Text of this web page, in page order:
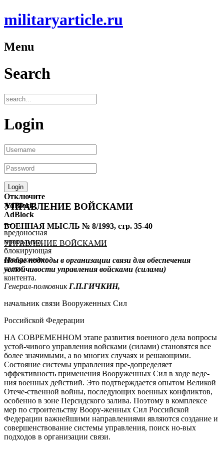
militaryarticle.ru
Menu
Search
Login
Отключите
AdBlock!
AdBlock
—
вредоносная
программа,
блокирующая
отображение
части
контента.
УПРАВЛЕНИЕ ВОЙСКАМИ
ВОЕННАЯ МЫСЛЬ № 8/1993, стр. 35-40
УПРАВЛЕНИЕ ВОЙСКАМИ
Новые подходы в организации связи для обеспечения
устойчивости управления войсками (силами)
Генерал-полковник Г.П.ГИЧКИН,
начальник связи Вооруженных Сил
Российской Федерации
НА СОВРЕМЕННОМ этапе развития военного дела вопросы
устой-чивого управления войсками (силами) становятся все
более значимыми, а во многих случаях и решающими.
Состояние системы управления пре-допределяет
эффективность применения Вооруженных Сил в ходе веде-
ния военных действий. Это подтверждается опытом Великой
Отече-ственной войны, последующих военных конфликтов,
особенно в зоне Персидского залива. Поэтому в комплексе
мер по строительству Воору-женных Сил Российской
Федерации важнейшими направлениями являются создание и
совершенствование системы управления, поиск но-вых
подходов в организации связи.